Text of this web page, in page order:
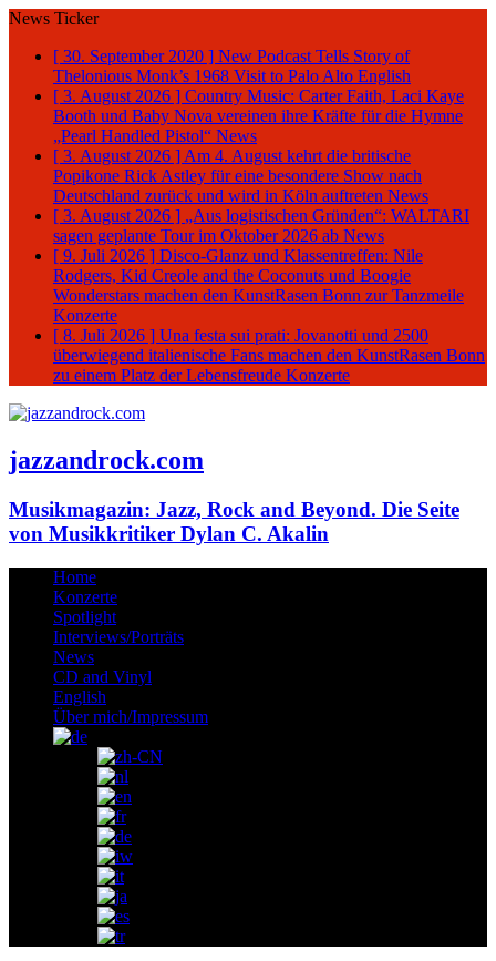
News Ticker
[ 30. September 2020 ] New Podcast Tells Story of
Thelonious Monk’s 1968 Visit to Palo Alto English
[ 3. August 2026 ] Country Music: Carter Faith, Laci Kaye
Booth und Baby Nova vereinen ihre Kräfte für die Hymne
„Pearl Handled Pistol“ News
[ 3. August 2026 ] Am 4. August kehrt die britische
Popikone Rick Astley für eine besondere Show nach
Deutschland zurück und wird in Köln auftreten News
[ 3. August 2026 ] „Aus logistischen Gründen“: WALTARI
sagen geplante Tour im Oktober 2026 ab News
[ 9. Juli 2026 ] Disco-Glanz und Klassentreffen: Nile
Rodgers, Kid Creole and the Coconuts und Boogie
Wonderstars machen den KunstRasen Bonn zur Tanzmeile
Konzerte
[ 8. Juli 2026 ] Una festa sui prati: Jovanotti und 2500
überwiegend italienische Fans machen den KunstRasen Bonn
zu einem Platz der Lebensfreude Konzerte
jazzandrock.com
Musikmagazin: Jazz, Rock and Beyond. Die Seite
von Musikkritiker Dylan C. Akalin
Home
Konzerte
Spotlight
Interviews/Porträts
News
CD and Vinyl
English
Über mich/Impressum